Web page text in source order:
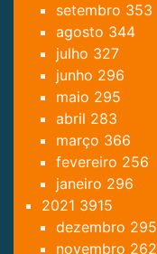
setembro 353
agosto 344
julho 327
junho 296
maio 295
abril 283
março 366
fevereiro 256
janeiro 296
2021 3915
dezembro 295
novembro 262